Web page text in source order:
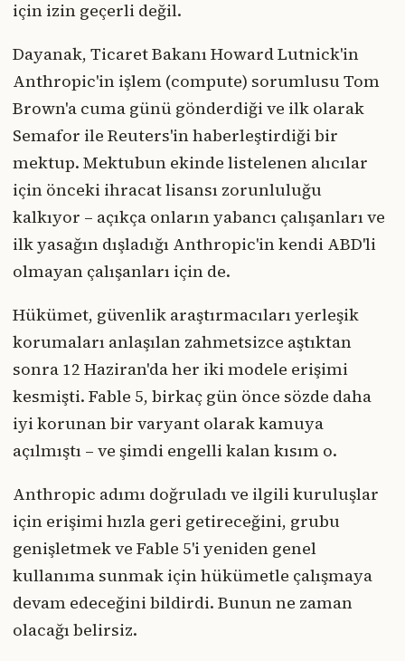
için izin geçerli değil.
Dayanak, Ticaret Bakanı Howard Lutnick'in
Anthropic'in işlem (compute) sorumlusu Tom
Brown'a cuma günü gönderdiği ve ilk olarak
Semafor ile Reuters'in haberleştirdiği bir
mektup. Mektubun ekinde listelenen alıcılar
için önceki ihracat lisansı zorunluluğu
kalkıyor – açıkça onların yabancı çalışanları ve
ilk yasağın dışladığı Anthropic'in kendi ABD'li
olmayan çalışanları için de.
Hükümet, güvenlik araştırmacıları yerleşik
korumaları anlaşılan zahmetsizce aştıktan
sonra 12 Haziran'da her iki modele erişimi
kesmişti. Fable 5, birkaç gün önce sözde daha
iyi korunan bir varyant olarak kamuya
açılmıştı – ve şimdi engelli kalan kısım o.
Anthropic adımı doğruladı ve ilgili kuruluşlar
için erişimi hızla geri getireceğini, grubu
genişletmek ve Fable 5'i yeniden genel
kullanıma sunmak için hükümetle çalışmaya
devam edeceğini bildirdi. Bunun ne zaman
olacağı belirsiz.